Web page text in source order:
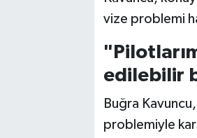
vize problemi
edilebilir
Buğra
problemiyle